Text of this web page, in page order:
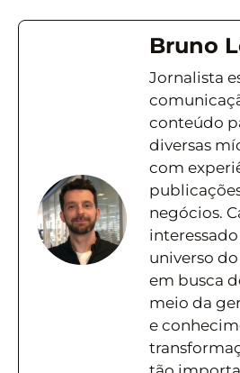
Bruno
Jornalista
conteúdo
diversas
com
negócios.
universo
em busca
meio da
e